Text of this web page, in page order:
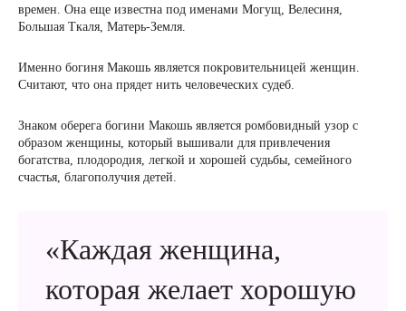
времен. Она еще известна под именами Могущ, Велесиня,
Большая Ткаля, Матерь-Земля.
Именно богиня Макошь является покровительницей женщин.
Считают, что она прядет нить человеческих судеб.
Знаком оберега богини Макошь является ромбовидный узор с
образом женщины, который вышивали для привлечения
богатства, плодородия, легкой и хорошей судьбы, семейного
счастья, благополучия детей.
«Каждая женщина,
которая желает хорошую